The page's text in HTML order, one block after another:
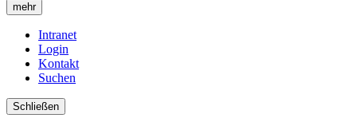
mehr
Intranet
Login
Kontakt
Suchen
Schließen